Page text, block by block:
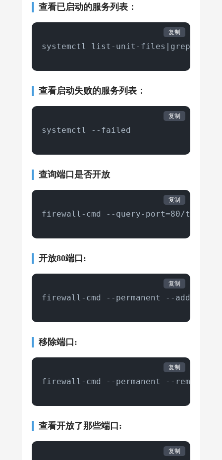
查看已启动的服务列表：
systemctl list-unit-files|grep
复制
查看启动失败的服务列表：
systemctl --failed
复制
查询端口是否开放
firewall-cmd --query-port=80/tcp
复制
开放80端口:
firewall-cmd --permanent --add-
复制
移除端口:
firewall-cmd --permanent --remove-
复制
查看开放了那些端口:
复制